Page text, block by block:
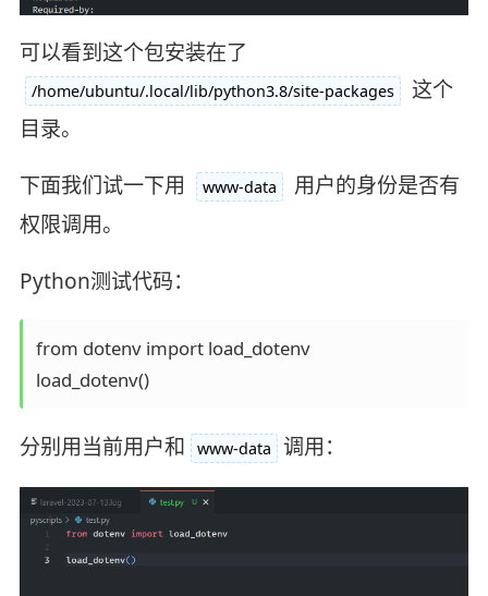
可以看到这个包安装在了
/home/ubuntu/.local/lib/python3.8/site-packages
这个
目录。
下面我们试一下用
www-data
用户的身份是否有
权限调用。
Python测试代码：
from dotenv import load_dotenv
load_dotenv()
分别用当前用户和 www-data 调用：